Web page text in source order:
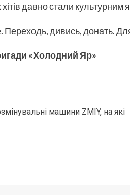
хітів давно стали
дивись, донать.
«Холодний Яр»
машини ZMIY, на які